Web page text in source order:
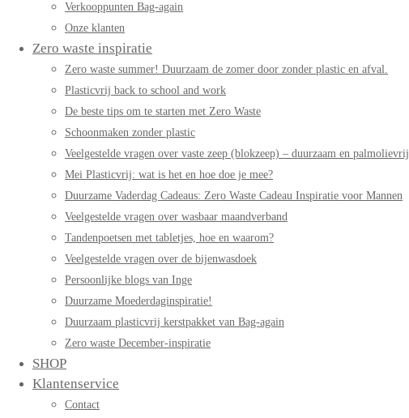
Verkooppunten Bag-again
Onze klanten
Zero waste inspiratie
Zero waste summer! Duurzaam de zomer door zonder plastic en afval.
Plasticvrij back to school and work
De beste tips om te starten met Zero Waste
Schoonmaken zonder plastic
Veelgestelde vragen over vaste zeep (blokzeep) – duurzaam en palmolievrij
Mei Plasticvrij: wat is het en hoe doe je mee?
Duurzame Vaderdag Cadeaus: Zero Waste Cadeau Inspiratie voor Mannen
Veelgestelde vragen over wasbaar maandverband
Tandenpoetsen met tabletjes, hoe en waarom?
Veelgestelde vragen over de bijenwasdoek
Persoonlijke blogs van Inge
Duurzame Moederdaginspiratie!
Duurzaam plasticvrij kerstpakket van Bag-again
Zero waste December-inspiratie
SHOP
Klantenservice
Contact